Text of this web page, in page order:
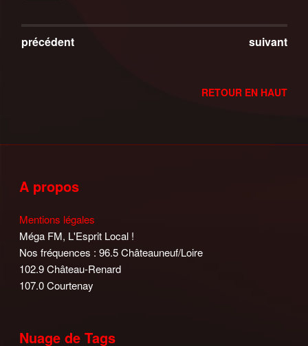
précédent suivant
RETOUR EN HAUT
A propos
Mentions légales
Méga FM, L'Esprit Local !
Nos fréquences : 96.5 Châteauneuf/Loire
102.9 Château-Renard
107.0 Courtenay
Nuage de Tags